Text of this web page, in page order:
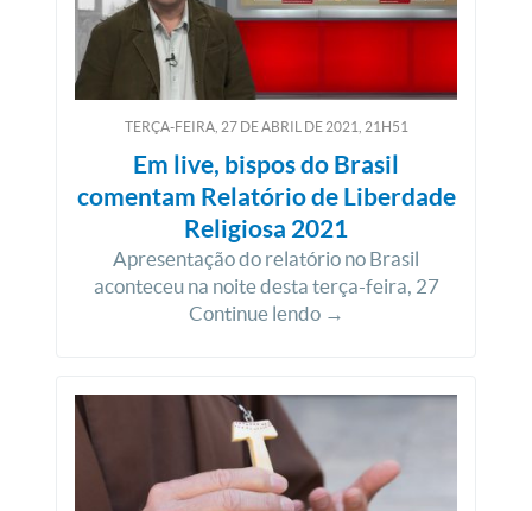
TERÇA-FEIRA, 27DEABRIL DE2021, 21H51
Em live, bispos do Brasil
comentam Relatório de Liberdade
Religiosa 2021
Apresentação do relatório no Brasil
aconteceu na noite desta terça-feira, 27
Continue lendo →